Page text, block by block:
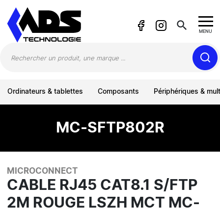
search MENU
Ordinateurs & tablettes Composants Périphériques &
MC-SFTP802R
MICROCONNECT
CABLE RJ45 CAT8.1 S/FTP
2M ROUGE LSZH MCT MC-